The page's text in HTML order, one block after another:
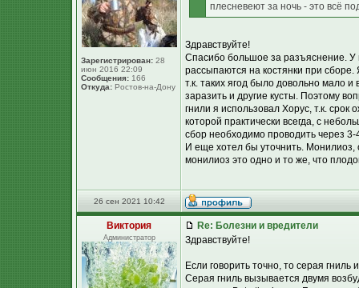
Зарегистрирован: 28
июн 2016 22:09
Сообщения: 166
Откуда: Ростов-на-Дону
плесневеют за ночь - это всё
Здравствуйте!
Спасибо большое за разъяснение. У
рассыпаются на костянки при
т.к. таких ягод было довольно мало
заразить и другие кусты. Поэтому
гнили я использовал Хорус, т.к.
которой практически всегда, с
сбор необходимо проводить через
И еще хотел бы уточнить. Монилиоз,
монилиоз это одно и то же, что
26 сен 2021 10:42
Виктория
Администратор
Re: Болезни и вредители
Здравствуйте!
Если говорить точно, то серая
Серая гниль вызывается двумя